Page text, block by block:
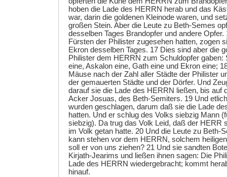
hoben die Lade des HERRN herab und das
war, darin die goldenen Kleinode waren, und
großen Stein. Aber die Leute zu Beth-Semes
desselben Tages Brandopfer und andere Opfer.
Fürsten der Philister zugesehen hatten, zogen
Ekron desselben Tages. 17 Dies sind aber die
Philister dem HERRN zum Schuldopfer gaben:
eine, Askalon eine, Gath eine und Ekron eine;
Mäuse nach der Zahl aller Städte der Philister
der gemauerten Städte und der Dörfer. Und
darauf sie die Lade des HERRN ließen, bis auf
Acker Josuas, des Beth-Semiters. 19 Und
wurden geschlagen, darum daß sie die Lade
hatten. Und er schlug des Volks siebzig Mann
siebzig). Da trug das Volk Leid, daß der HERR
im Volk getan hatte. 20 Und die Leute zu Beth-
kann stehen vor dem HERRN, solchem
soll er von uns ziehen? 21 Und sie sandten
Kirjath-Jearims und ließen ihnen sagen: Die
Lade des HERRN wiedergebracht; kommt
hinauf.